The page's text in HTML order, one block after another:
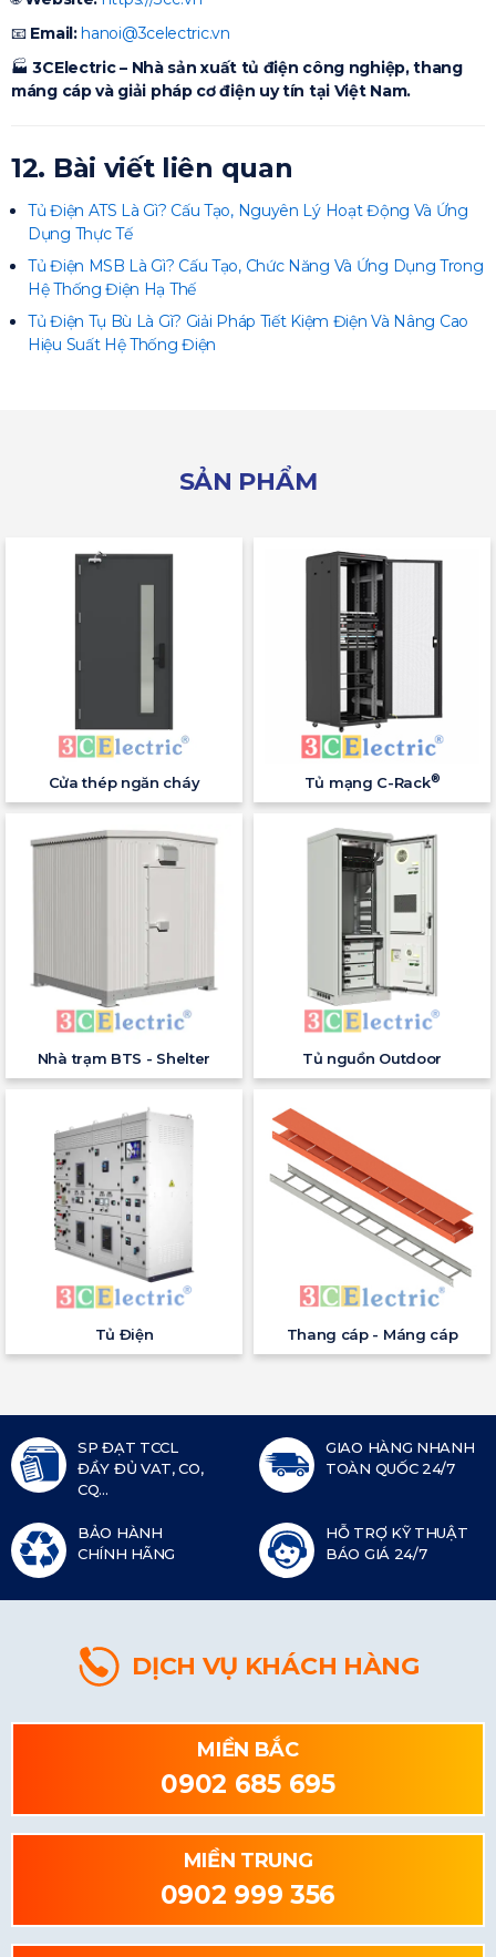
📧 Email: hanoi@3celectric.vn
🏭3CElectric – Nhà sản xuất tủ điện công nghiệp, thang
máng cáp và giải pháp cơ điện uy tín tại Việt Nam.
12. Bài viết liên quan
Tủ Điện ATS Là Gì? Cấu Tạo, Nguyên Lý Hoạt Động Và Ứng
Dụng Thực Tế
Tủ Điện MSB Là Gì? Cấu Tạo, Chức Năng Và Ứng Dụng Trong
Hệ Thống Điện Hạ Thế
Tủ Điện Tụ Bù Là Gì? Giải Pháp Tiết Kiệm Điện Và Nâng Cao
Hiệu Suất Hệ Thống Điện
SẢN PHẨM
Cửa thép ngăn cháy Tủ mạng C-Rack®
Nhà trạm BTS - Shelter Tủ nguồn Outdoor
Tủ Điện Thang cáp - Máng cáp
SP ĐẠT TCCL
ĐẦY ĐỦ VAT, CO,
CQ...
GIAO HÀNG NHANH
TOÀN QUỐC 24/7
BẢO HÀNH
CHÍNH HÃNG
HỖ TRỢ KỸ THUẬT
BÁO GIÁ 24/7
DỊCH VỤ KHÁCH HÀNG
MIỀN BẮC
0902 685 695
MIỀN TRUNG
0902 999 356